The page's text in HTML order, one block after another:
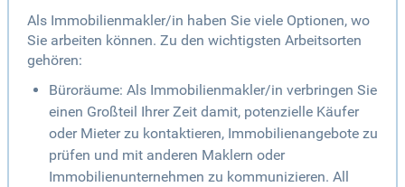
Als Immobilienmakler/in haben Sie viele Optionen, wo
Sie arbeiten können. Zu den wichtigsten Arbeitsorten
gehören:
Büroräume: Als Immobilienmakler/in verbringen Sie
einen Großteil Ihrer Zeit damit, potenzielle Käufer
oder Mieter zu kontaktieren, Immobilienangebote zu
prüfen und mit anderen Maklern oder
Immobilienunternehmen zu kommunizieren. All